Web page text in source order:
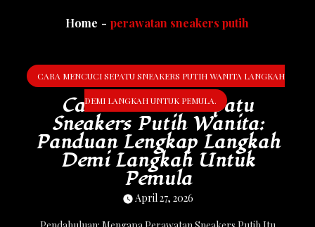
Home perawatan sneakers putih
CARA MENCUCI SEPATU SNEAKERS PUTIH WANITA LANGKAH
DEMI LANGKAH UNTUK PEMULA.
Cara Mencuci Sepatu
Sneakers Putih Wanita:
Panduan Lengkap Langkah
Demi Langkah Untuk
Pemula
April 27, 2026